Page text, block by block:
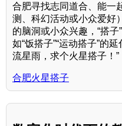
合肥寻找志同道合、能一
测、科幻活动或小众爱好
的脑洞或小众兴趣，“搭
如“饭搭子”“运动搭子”的
流星雨，求个火星搭子！”
合肥火星搭子